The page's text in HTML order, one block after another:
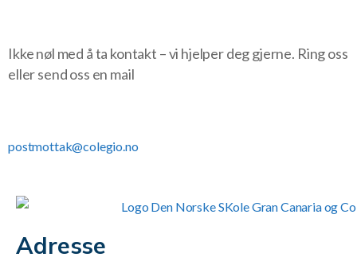
Ikke nøl med å ta kontakt – vi hjelper deg gjerne. Ring oss
eller send oss en mail
postmottak@colegio.no
Adresse